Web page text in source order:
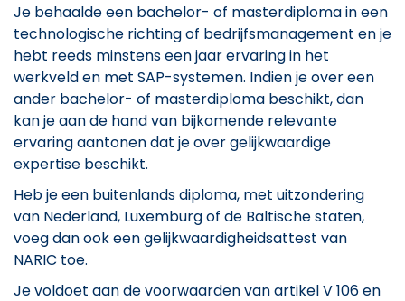
Je behaalde een bachelor- of masterdiploma in een
technologische richting of bedrijfsmanagement en je
hebt reeds minstens een jaar ervaring in het
werkveld en met SAP-systemen. Indien je over een
ander bachelor- of masterdiploma beschikt, dan
kan je aan de hand van bijkomende relevante
ervaring aantonen dat je over gelijkwaardige
expertise beschikt.
Heb je een buitenlands diploma, met uitzondering
van Nederland, Luxemburg of de Baltische staten,
voeg dan ook een gelijkwaardigheidsattest van
NARIC toe.
Je voldoet aan de voorwaarden van artikel V 106 en